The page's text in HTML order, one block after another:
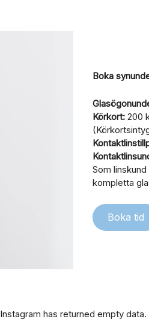
Boka
Körkort: 200
Som
kompletta
Boka tid
Instagram has returned empty data.